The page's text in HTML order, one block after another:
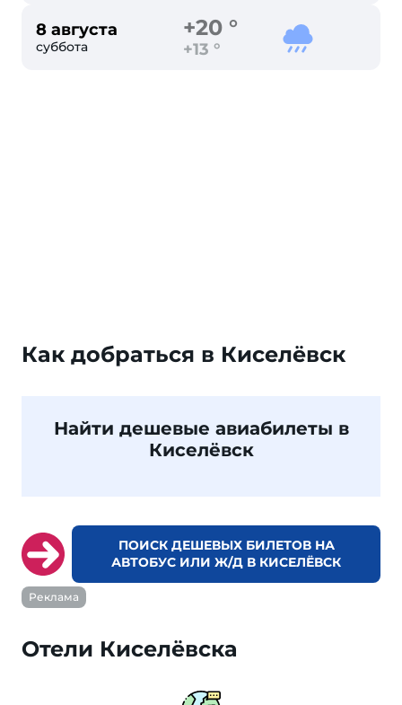
8 августа
суббота
+20 °
+13 °
Как добраться в Киселёвск
Найти дешевые авиабилеты в
Киселёвск
ПОИСК ДЕШЕВЫХ БИЛЕТОВ НА
АВТОБУС ИЛИ Ж/Д В КИСЕЛЁВСК
Реклама
Отели Киселёвска